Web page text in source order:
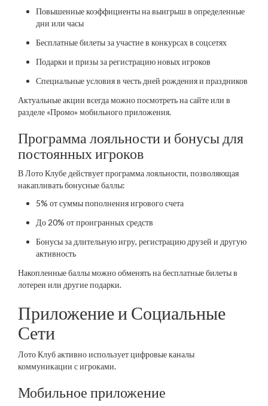
Повышенные коэффициенты на выигрыш в определенные
дни или часы
Бесплатные билеты за участие в конкурсах в соцсетях
Подарки и призы за регистрацию новых игроков
Специальные условия в честь дней рождения и праздников
Актуальные акции всегда можно посмотреть на сайте или в
разделе «Промо» мобильного приложения.
Программа лояльности и бонусы для
постоянных игроков
В Лото Клубе действует программа лояльности, позволяющая
накапливать бонусные баллы:
5% от суммы пополнения игрового счета
До 20% от проигранных средств
Бонусы за длительную игру, регистрацию друзей и другую
активность
Накопленные баллы можно обменять на бесплатные билеты в
лотереи или другие подарки.
Приложение и Социальные
Сети
Лото Клуб активно использует цифровые каналы
коммуникации с игроками.
Мобильное приложение